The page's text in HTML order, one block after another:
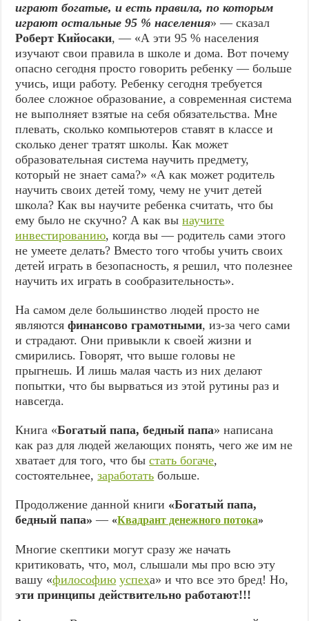
играют богатые, и есть правила, по которым
играют остальные 95 % населения» — сказал
Роберт Кийосаки, — «А эти 95 % населения
изучают свои правила в школе и дома. Вот почему
опасно сегодня просто говорить ребенку — больше
учись, ищи работу. Ребенку сегодня требуется
более сложное образование, а современная система
не выполняет взятые на себя обязательства. Мне
плевать, сколько компьютеров ставят в классе и
сколько денег тратят школы. Как может
образовательная система научить предмету,
который не знает сама?» «А как может родитель
научить своих детей тому, чему не учит детей
школа? Как вы научите ребенка считать, что бы
ему было не скучно? А как вынаучите
инвестированию, когда вы — родитель сами этого
не умеете делать? Вместо того чтобы учить своих
детей играть в безопасность, я решил, что полезнее
научить их играть в сообразительность».
На самом деле большинство людей просто не
являютсяфинансово грамотными, из-за чего сами
и страдают. Они привыкли к своей жизни и
смирились. Говорят, что выше головы не
прыгнешь. И лишь малая часть из них делают
попытки, что бы вырваться из этой рутины раз и
навсегда.
Книга «Богатый папа, бедный папа» написана
как раз для людей желающих понять, чего же им не
хватает для того, что быстать богаче,
состоятельнее,заработать больше.
Продолжение данной книги «Богатый папа,
бедный папа»— «Квадрант денежного потока»
Многие скептики могут сразу же начать
критиковать, что, мол, слышали мы про всю эту
вашу «философию успеха» и что все это бред! Но,
эти принципы действительно работают!!!